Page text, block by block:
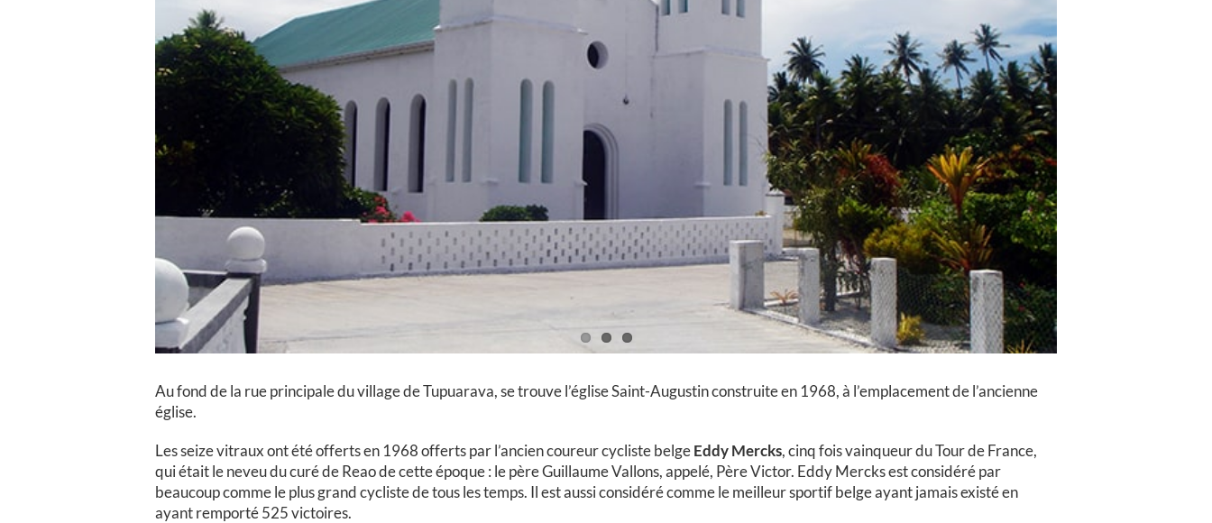
Au fond de la rue principale du village de Tupuarava, se trouve l’église Saint-Augustin construite en 1968, à l’emplacement de l’ancienne
église.
Les seize vitraux ont été offerts en 1968 offerts par l’ancien coureur cycliste belgeEddy Mercks, cinq fois vainqueur du Tour de France,
qui était le neveu du curé de Reao de cette époque : le père Guillaume Vallons, appelé, Père Victor. Eddy Mercks est considéré par
beaucoup comme le plus grand cycliste de tous les temps. Il est aussi considéré comme le meilleur sportif belge ayant jamais existé en
ayant remporté 525 victoires.